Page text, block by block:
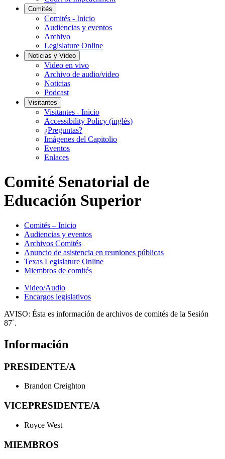
Comités
Comités - Inicio
Audiencias y eventos
Archivo
Legislature Online
Noticias y Video
Video en vivo
Archivo de audio/video
Noticias
Podcast
Visitantes
Visitantes - Inicio
Accessibility Policy (inglés)
¿Preguntas?
Imágenes del Capitolio
Eventos
Enlaces
Comité Senatorial de
Educación Superior
Comités – Inicio
Audiencias y eventos
Archivos Comités
Anuncio de asistencia en reuniones públicas
Texas Legislature Online
Miembros de comités
Video/Audio
Encargos legislativos
AVISO: Ésta es información de archivos de comités de la Sesión
87˚.
Información
PRESIDENTE/A
Brandon Creighton
VICEPRESIDENTE/A
Royce West
MIEMBROS